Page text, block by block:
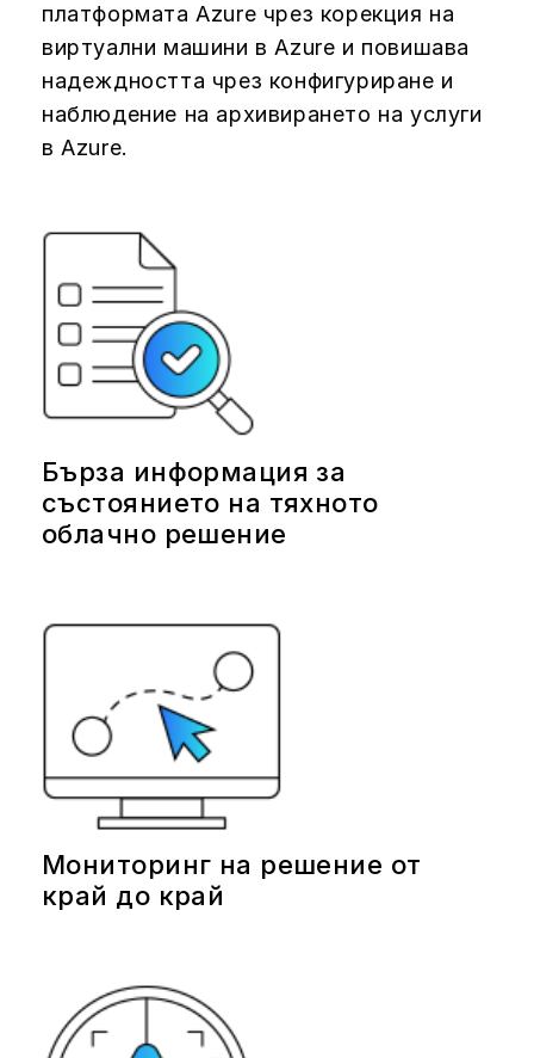
платформата Azure чрез корекция на
виртуални машини в Azure и повишава
надеждността чрез конфигуриране и
наблюдение на архивирането на услуги
в Azure.
Бърза информация за
състоянието на тяхното
облачно решение
Мониторинг на решение от
край до край